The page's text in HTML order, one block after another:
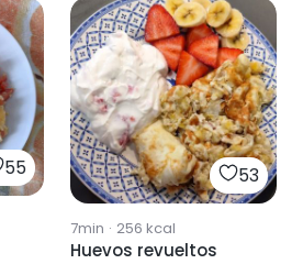
55 53
7min · 256 kcal
Huevos revueltos